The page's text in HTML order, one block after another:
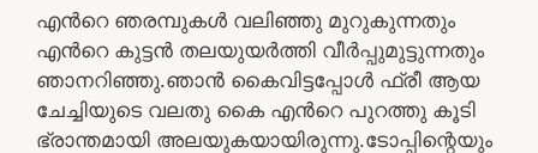
എൻറെ ഞരമ്പുകൾ വലിഞ്ഞു മുറുകുന്നതും
എൻറെ കുട്ടൻ തലയുയർത്തി വീർപ്പുമുട്ടുന്നതും
ഞാനറിഞ്ഞു.ഞാൻ കൈവിട്ടപ്പോൾ ഫ്രീ ആയ
ചേച്ചിയുടെ വലതു കൈ എൻറെ പുറത്തു കൂടി
ഭ്രാന്തമായി അലയുകയായിരുന്നു.ടോപ്പിന്റെയും